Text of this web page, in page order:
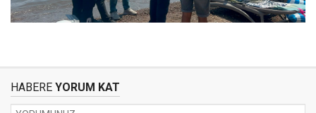
HABERE YORUM KAT